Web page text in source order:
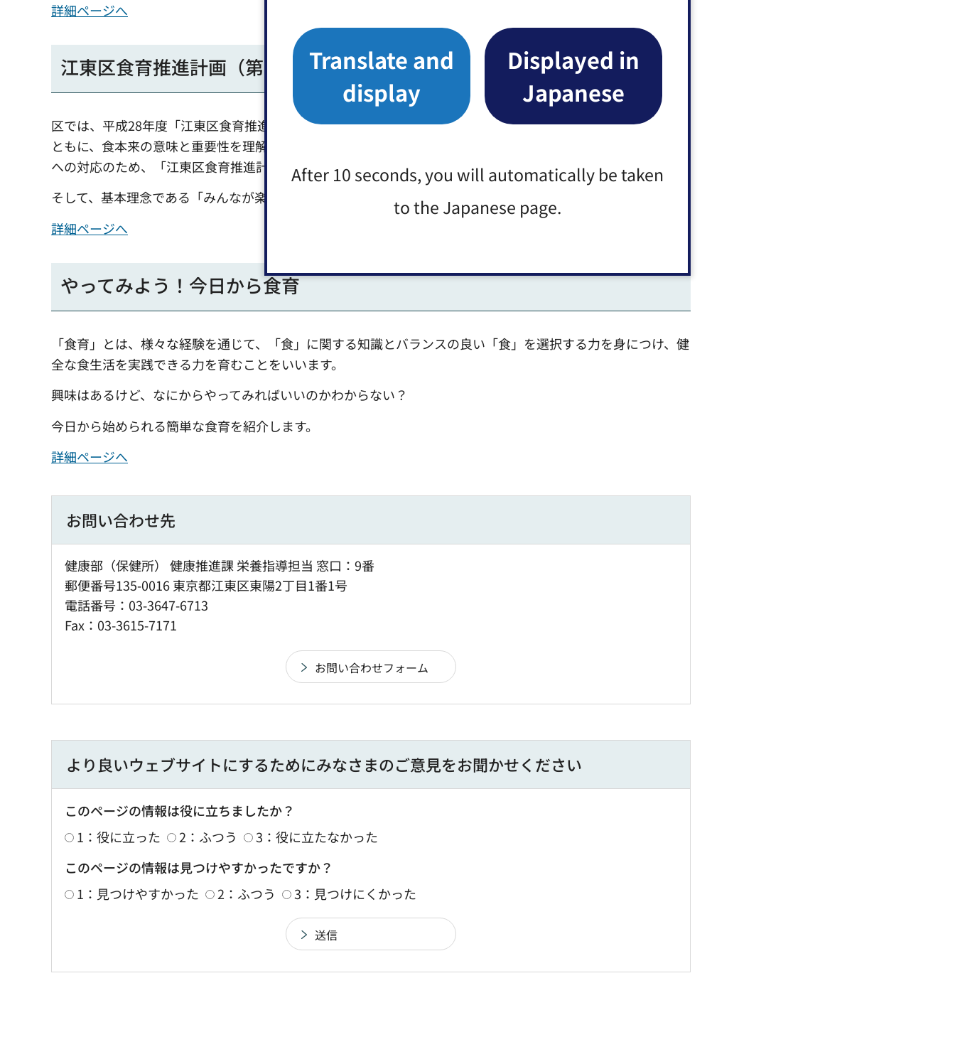
Translate and
display
Displayed in
Japanese
After 10 seconds, you will automatically be taken
to the Japanese page.
詳細ページへ
江東区食育推進計画（第四次）
区では、平成28年度「江東区食育推進計画（第三次）」の評価を踏まえ、これまでの「実践の環を広げる」と
ともに、食本来の意味と重要性を理解し、生涯を通じて健全で安心な食生活を実践する時代にあった新たな課題
への対応のため、「江東区食育推進計画（第四次）」（令和7年度～令和18年度）を策定しました。
そして、基本理念である「みんなが楽しく食べて元気な心と体をつくります」の実現を目指します。
詳細ページへ
やってみよう！今日から食育
「食育」とは、様々な経験を通じて、「食」に関する知識とバランスの良い「食」を選択する力を身につけ、健
全な食生活を実践できる力を育むことをいいます。
興味はあるけど、なにからやってみればいいのかわからない？
今日から始められる簡単な食育を紹介します。
詳細ページへ
お問い合わせ先
健康部（保健所） 健康推進課 栄養指導担当 窓口：9番
郵便番号135-0016 東京都江東区東陽2丁目1番1号
電話番号：03-3647-6713
Fax：03-3615-7171
より良いウェブサイトにするためにみなさまのご意見をお聞かせください
このページの情報は役に立ちましたか？
1：役に立った
2：ふつう
3：役に立たなかった
このページの情報は見つけやすかったですか？
1：見つけやすかった
2：ふつう 3：見つけにくかった